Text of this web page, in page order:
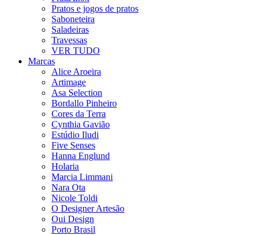
Pratos e jogos de pratos
Saboneteira
Saladeiras
Travessas
VER TUDO
Marcas
Alice Aroeira
Artimage
Asa Selection
Bordallo Pinheiro
Cores da Terra
Cynthia Gavião
Estúdio Iludi
Five Senses
Hanna Englund
Holaria
Marcia Limmani
Nara Ota
Nicole Toldi
O Designer Artesão
Oui Design
Porto Brasil